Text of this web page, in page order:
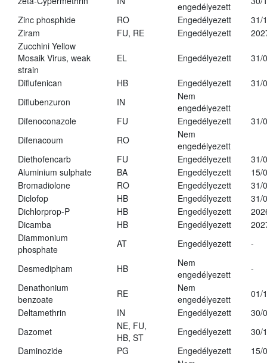
engedélyezett
Zinc phosphide
RO Engedélyezett
31/
Ziram
FU, RE Engedélyezett
Zucchini Yellow
Mosaik Virus, weak
strain
EL Engedélyezett 31/
Diflufenican HB Engedélyezett
31/
Diflubenzuron
IN
Nem
engedélyezett
Difenoconazole
FU Engedélyezett
31/
Difenacoum
RO
Nem
engedélyezett
Diethofencarb
FU Engedélyezett
31/
Aluminium sulphate
BA Engedélyezett
15/
Bromadiolone
RO Engedélyezett
31/
Diclofop
HB Engedélyezett
31/
Dichlorprop-P
HB Engedélyezett
Dicamba
HB Engedélyezett
Diammonium
phosphate
AT Engedélyezett -
Desmedipham HB
Nem
engedélyezett
-
Denathonium
benzoate
RE
Nem
engedélyezett
01/
Deltamethrin
IN Engedélyezett
30/
Dazomet
NE, FU,
HB, ST
Engedélyezett
30/
Daminozide
PG Engedélyezett
15/